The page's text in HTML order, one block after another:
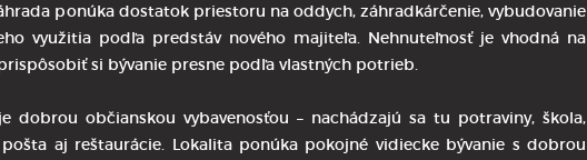
ponúka dostatok priestoru na oddych, záhradkárčenie, vybudovanie
využitia podľa predstáv nového majiteľa. Nehnuteľnosť je vhodná na
si bývanie presne podľa vlastných potrieb.
dobrou občianskou vybavenosťou – nachádzajú sa tu potraviny, škola,
aj reštaurácie. Lokalita ponúka pokojné vidiecke bývanie s dobrou